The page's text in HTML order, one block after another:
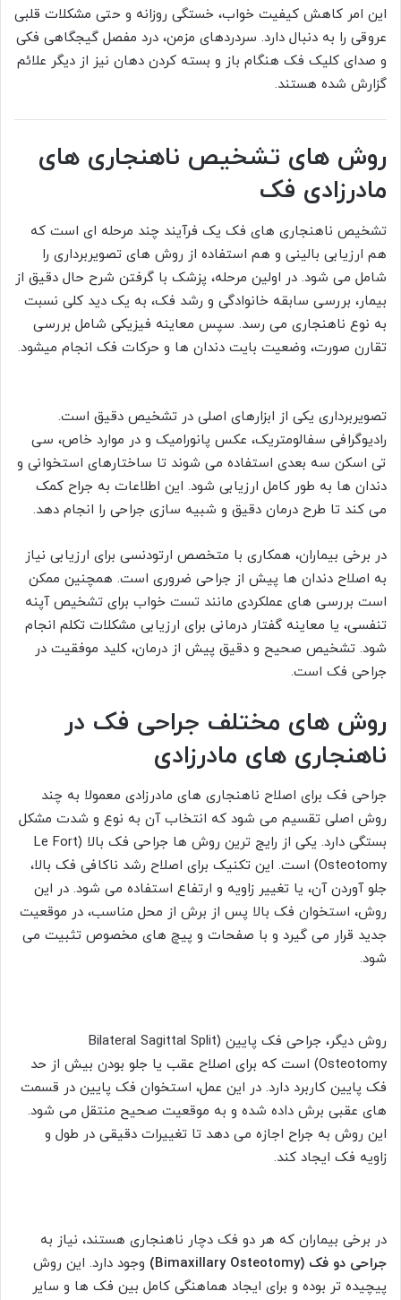
این امر کاهش کیفیت خواب، خستگی روزانه و حتی مشکلات قلبی
عروقی را به دنبال دارد. سردردهای مزمن، درد مفصل گیجگاهی فکی
و صدای کلیک فک هنگام باز و بسته کردن دهان نیز از دیگر علائم
گزارش شده هستند.
روش های تشخیص ناهنجاری های
مادرزادی فک
تشخیص ناهنجاری های فک یک فرآیند چند مرحله ای است که
هم ارزیابی بالینی و هم استفاده از روش های تصویربرداری را
شامل می شود. در اولین مرحله، پزشک با گرفتن شرح حال دقیق از
بیمار، بررسی سابقه خانوادگی و رشد فک، به یک دید کلی نسبت
به نوع ناهنجاری می رسد. سپس معاینه فیزیکی شامل بررسی
تقارن صورت، وضعیت بایت دندان ها و حرکات فک انجام میشود.
تصویربرداری یکی از ابزارهای اصلی در تشخیص دقیق است.
رادیوگرافی سفالومتریک، عکس پانورامیک و در موارد خاص، سی
تی اسکن سه بعدی استفاده می شوند تا ساختارهای استخوانی و
دندان ها به طور کامل ارزیابی شود. این اطلاعات به جراح کمک
می کند تا طرح درمان دقیق و شبیه سازی جراحی را انجام دهد.
در برخی بیماران، همکاری با متخصص ارتودنسی برای ارزیابی نیاز
به اصلاح دندان ها پیش از جراحی ضروری است. همچنین ممکن
است بررسی های عملکردی مانند تست خواب برای تشخیص آپنه
تنفسی، یا معاینه گفتار درمانی برای ارزیابی مشکلات تکلم انجام
شود. تشخیص صحیح و دقیق پیش از درمان، کلید موفقیت در
جراحی فک است.
روش های مختلف جراحی فک در
ناهنجاری های مادرزادی
جراحی فک برای اصلاح ناهنجاری های مادرزادی معمولا به چند
روش اصلی تقسیم می شود که انتخاب آن به نوع و شدت مشکل
بستگی دارد. یکی از رایج ترین روش ها جراحی فک بالا (Le Fort
Osteotomy) است. این تکنیک برای اصلاح رشد ناکافی فک بالا،
جلو آوردن آن، یا تغییر زاویه و ارتفاع استفاده می شود. در این
روش، استخوان فک بالا پس از برش از محل مناسب، در موقعیت
جدید قرار می گیرد و با صفحات و پیچ های مخصوص تثبیت می
شود.
روش دیگر، جراحی فک پایین (Bilateral Sagittal Split
Osteotomy) است که برای اصلاح عقب یا جلو بودن بیش از حد
فک پایین کاربرد دارد. در این عمل، استخوان فک پایین در قسمت
های عقبی برش داده شده و به موقعیت صحیح منتقل می شود.
این روش به جراح اجازه می دهد تا تغییرات دقیقی در طول و
زاویه فک ایجاد کند.
در برخی بیماران که هر دو فک دچار ناهنجاری هستند، نیاز به
جراحی دو فک (Bimaxillary Osteotomy)
وجود دارد. این روش
پیچیده تر بوده و برای ایجاد هماهنگی کامل بین فک ها و سایر